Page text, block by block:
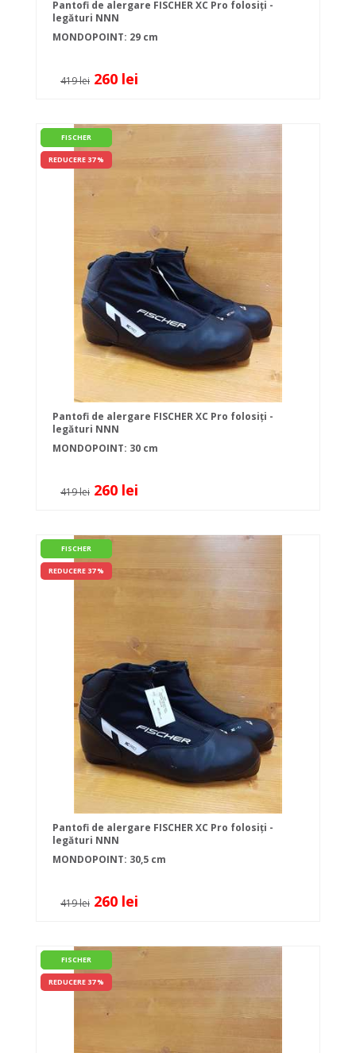
Pantofi de alergare FISCHER XC Pro folosiți -
legături NNN
MONDOPOINT: 29 cm
419 lei 260 lei
FISCHER
REDUCERE 37 %
Pantofi de alergare FISCHER XC Pro folosiți -
legături NNN
MONDOPOINT: 30 cm
419 lei 260 lei
FISCHER
REDUCERE 37 %
Pantofi de alergare FISCHER XC Pro folosiți -
legături NNN
MONDOPOINT: 30,5 cm
419 lei 260 lei
FISCHER
REDUCERE 37 %